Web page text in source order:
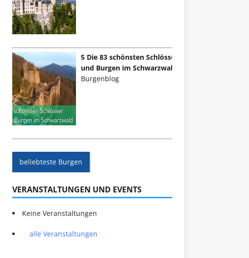
5 Die 83 schönsten Schlösser
und Burgen im Schwarzwald
Burgenblog
beliebteste Burgen
VERANSTALTUNGEN UND EVENTS
Keine Veranstaltungen
alle Veranstaltungen